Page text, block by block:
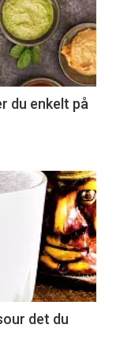
du enkelt på
det du